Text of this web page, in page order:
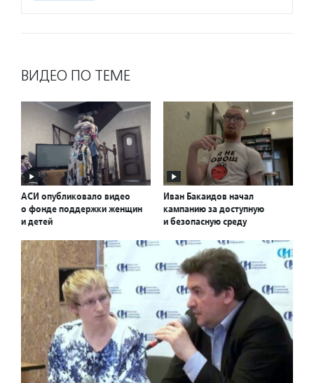
ВИДЕО ПО ТЕМЕ
АСИ опубликовало видео
о фонде поддержки женщин
и детей
Иван Бакаидов начал
кампанию за доступную
и безопасную среду